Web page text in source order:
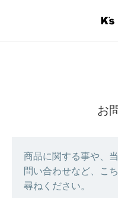
お
商品に関する事や、
問い合わせなど、こ
尋ねください。